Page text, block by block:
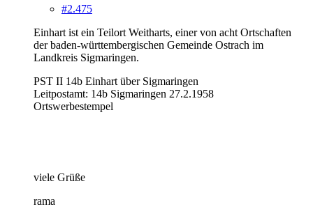
#2.475
Einhart ist ein Teilort Weitharts, einer von acht Ortschaften
der baden-württembergischen Gemeinde Ostrach im
Landkreis Sigmaringen.
PST II 14b Einhart über Sigmaringen
Leitpostamt: 14b Sigmaringen 27.2.1958
Ortswerbestempel
viele Grüße
rama